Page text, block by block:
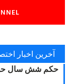
آخرین اخبار
حکم شش سال